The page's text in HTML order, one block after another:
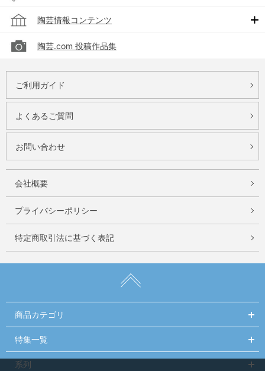
陶芸情報コンテンツ
陶芸.com 投稿作品集
ご利用ガイド
よくあるご質問
お問い合わせ
会社概要
プライバシーポリシー
特定商取引法に基づく表記
商品カテゴリ
特集一覧
系列